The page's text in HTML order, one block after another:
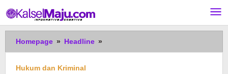
ke
konten
Homepage » Headline »
Kasus
Hukum dan Kriminal